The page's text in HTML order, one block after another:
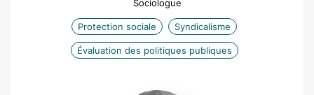
Sociologue
Protection sociale Syndicalisme
Évaluation des politiques publiques